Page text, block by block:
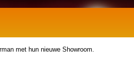
met hun nieuwe Showroom.